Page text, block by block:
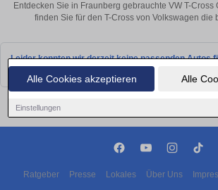
Alle Cookies akzeptieren Alle
Einstellungen
Entdecken Sie in Fraunberg gebrauchte VW T-
finden Sie für den T-Cross von Volkswagen die
Leider konnten wir derzeit keine passenden Autos
Ratgeber Presse Lokales Über Uns